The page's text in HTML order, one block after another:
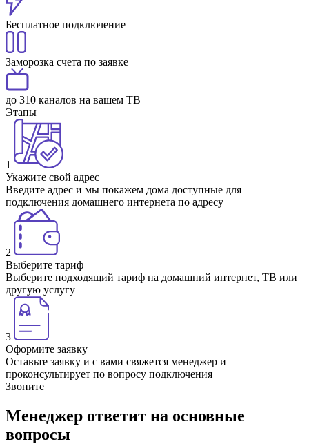
Бесплатное подключение
Заморозка счета по заявке
до 310 каналов на вашем ТВ
Этапы
1
Укажите свой адрес
Введите адрес и мы покажем дома доступные для
подключения домашнего интернета по адресу
2
Выберите тариф
Выберите подходящий тариф на домашний интернет, ТВ или
другую услугу
3
Оформите заявку
Оставьте заявку и с вами свяжется менеджер и
проконсультирует по вопросу подключения
Звоните
Менеджер ответит на основные
вопросы